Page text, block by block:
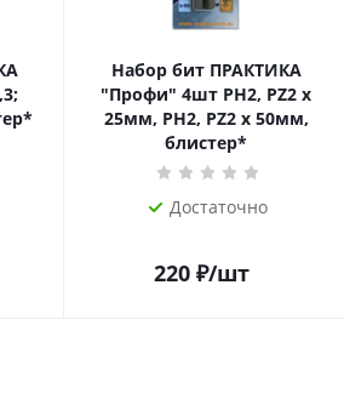
Набор бит ПРАКТИКА
"Профи" 4шт PH2, PZ2 x
25мм, PH2, PZ2 x 50мм,
блистер*
Достаточно
220 ₽/шт